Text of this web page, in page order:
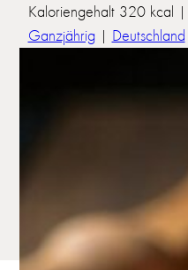
Kaloriengehalt 320 kcal
Ganzjährig | Deutschland